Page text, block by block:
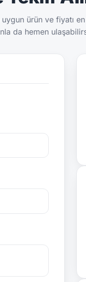
ürün ve fiyatı
da hemen